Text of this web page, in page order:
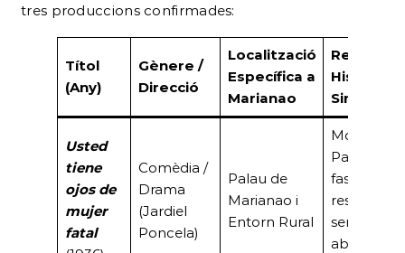
tres produccions confirmades:
Títol
(Any)
Gènere /
Direcció
Localització
Específica a
Marianao
Ressalt
Històric /
Sinopsi
Usted
tiene
ojos de
mujer
fatal
Comèdia /
Drama
(Jardiel
Poncela)
Palau de
Marianao i
Entorn Rural
Mostra el
Palau
fastuosa
residència
senyorial
abans de